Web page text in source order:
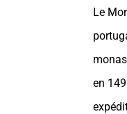
Le
en